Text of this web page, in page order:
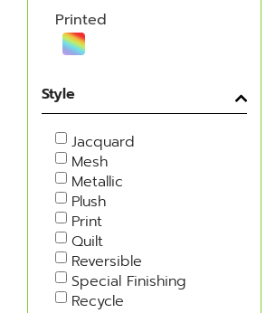
Printed
Style
Jacquard
Mesh
Metallic
Plush
Print
Quilt
Reversible
Special Finishing
Recycle